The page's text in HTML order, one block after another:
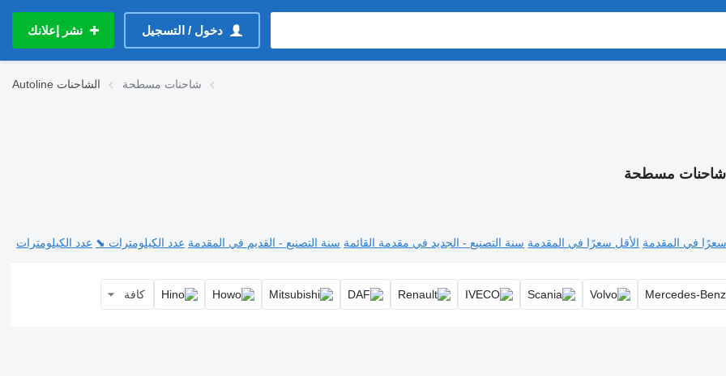
دخول / التسجيل نشر إعلانك
Autoline الشاحنات شاحنات مسطحة
شاحنات مسطحة
سعرًا في المقدمة الأقل سعرًا في المقدمة سنة التصنيع - الجديد في مقدمة القائمة سنة التصنيع - القديم في المقدمة عدد الكيلومترات ⬊ عدد الكيلومترات
كافة